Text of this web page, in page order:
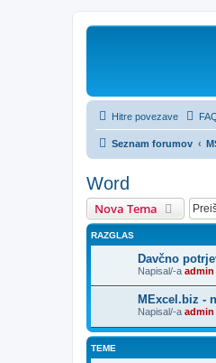
Hitre povezave
Seznam forumov
Word
Nova Tema
RAZGLAS
Davčno
Napisal/-a admin
MExcel.biz -
Napisal/-a admin
TEME